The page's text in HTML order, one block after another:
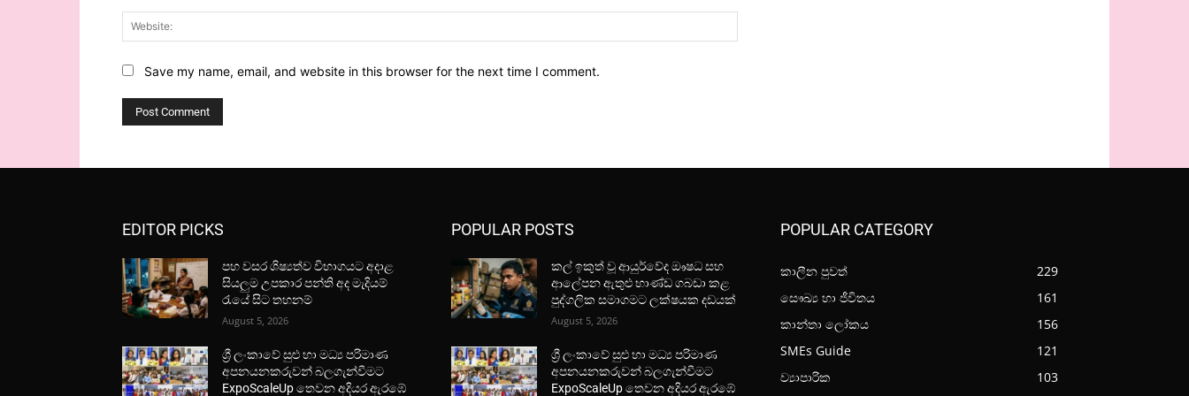
Save my name, email, and website in this browser for the next time I comment.
EDITOR PICKS
පහ වසර ශිෂ්‍යත්ව විභාගයට අදාළ
සියලුම උපකාර පන්ති අද මැදියම්
රැයේ සිට තහනම්
August 5, 2026
ශ්‍රී ලංකාවේ සුළු හා මධ්‍ය පරිමාණ
අපනයනකරුවන් බලගැන්වීමට
ExpoScaleUp තෙවන අදියර ඇරඹේ
POPULAR POSTS
කල් ඉකුත් වූ ආයුර්වේද ඖෂධ සහ
ආලේපන ඇතුළු භාණ්ඩ ගබඩා කළ
පුද්ගලික සමාගමට ලක්ෂයක දඩයක්
August 5, 2026
ශ්‍රී ලංකාවේ සුළු හා මධ්‍ය පරිමාණ
අපනයනකරුවන් බලගැන්වීමට
ExpoScaleUp තෙවන අදියර ඇරඹේ
POPULAR CATEGORY
කාලීන පුවත්
229
සෞඛ්‍ය හා ජීවිතය
161
කාන්තා ලෝකය
156
SMEs Guide
121
ව්‍යාපාරික
103